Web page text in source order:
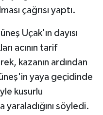
çağrısı yaptı.
Uçak'ın dayısı
acının tarif
kazanın ardından
yaya geçidinde
kusurlu
yaraladığını söyledi.